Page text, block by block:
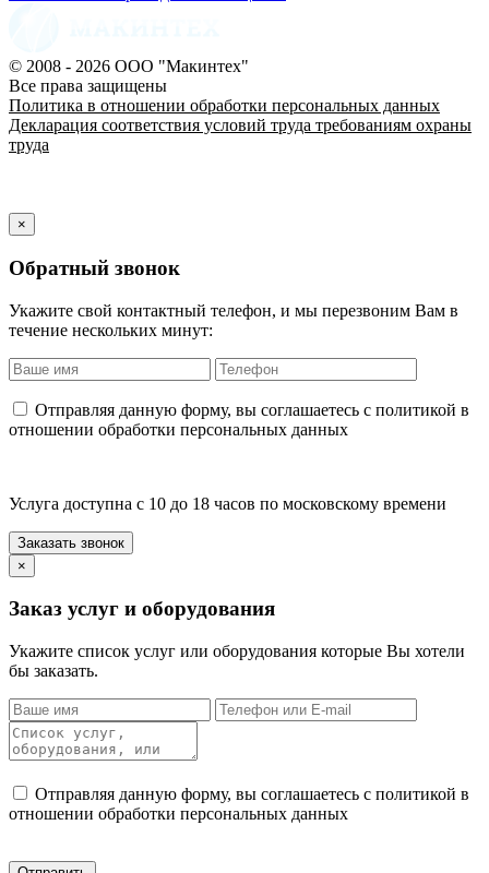
© 2008 - 2026 ООО "Макинтех"
Все права защищены
Политика в отношении обработки персональных данных
Декларация соответствия условий труда требованиям охраны
труда
×
Обратный звонок
Укажите свой контактный телефон, и мы перезвоним Вам в
течение нескольких минут:
Отправляя данную форму, вы соглашаетесь с политикой в
отношении обработки персональных данных
Услуга доступна с 10 до 18 часов по московскому времени
×
Заказ услуг и оборудования
Укажите список услуг или оборудования которые Вы хотели
бы заказать.
Отправляя данную форму, вы соглашаетесь с политикой в
отношении обработки персональных данных